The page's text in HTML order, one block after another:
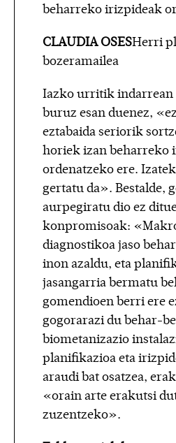
beharreko irizpideak
CLAUDIA OSESHerri
bozeramailea
Iazko urritik
buruz esan duenez,
eztabaida seriorik
horiek izan beharreko
ordenatzeko ere.
gertatu da». Bestalde,
aurpegiratu dio ez
konpromisoak:
diagnostikoa jaso
inon azaldu, eta
jasangarria bermatu
gomendioen berri ere
gogorarazi du behar-
biometanizazio
planifikazioa eta
araudi bat osatzea,
«orain arte erakutsi
zuzentzeko».